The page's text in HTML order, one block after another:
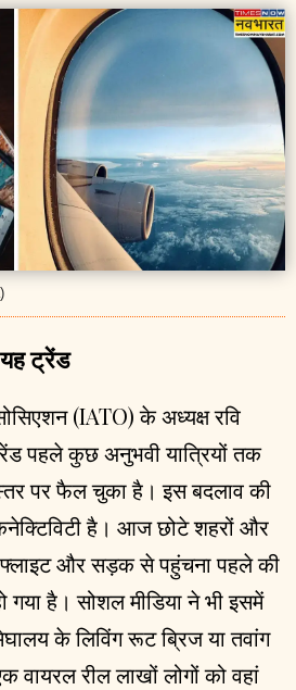
ट्रेंड
(IATO) के अध्यक्ष रवि
पहले कुछ अनुभवी यात्रियों तक
पर फैल चुका है। इस बदलाव की
है। आज छोटे शहरों और
और सड़क से पहुंचना पहले की
है। सोशल मीडिया ने भी इसमें
के लिविंग रूट ब्रिज या तवांग
रील लाखों लोगों को वहां